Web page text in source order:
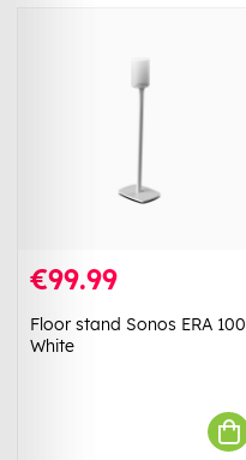
€99.99
Floor stand Sonos ERA 100
White